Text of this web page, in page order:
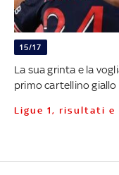
15/17
La sua grinta e la
primo cartellino giallo
Ligue 1, risultati